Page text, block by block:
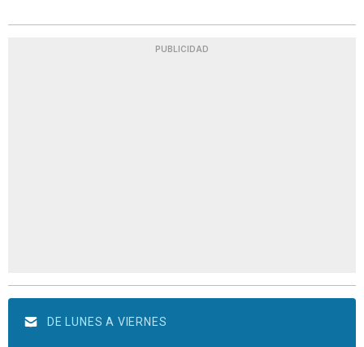
PUBLICIDAD
DE LUNES A VIERNES